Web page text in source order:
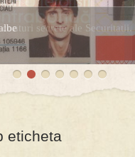
secrete ale Securitatii.
eticheta